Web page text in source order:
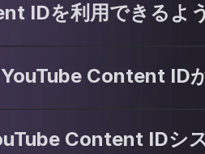
IDを利用できるよ
Content ID
Content IDシ